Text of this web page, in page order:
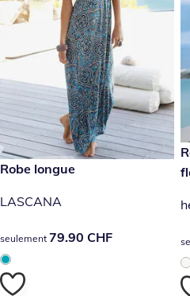
79.90 CHF
Robe longue
LASCANA
79.90 CHF
seulement 79.90 CHF